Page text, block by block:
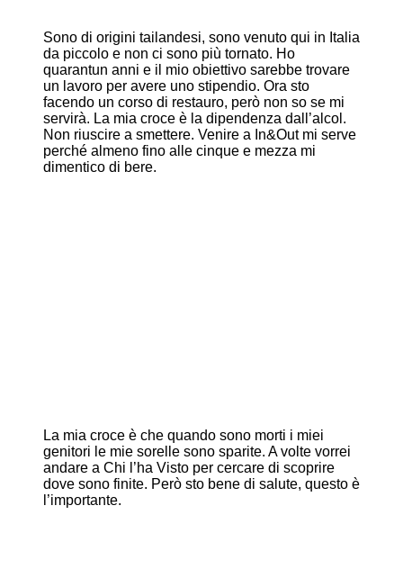
Sono di origini tailandesi, sono venuto qui in Italia
da piccolo e non ci sono più tornato. Ho
quarantun anni e il mio obiettivo sarebbe trovare
un lavoro per avere uno stipendio. Ora sto
facendo un corso di restauro, però non so se mi
servirà. La mia croce è la dipendenza dall’alcol.
Non riuscire a smettere. Venire a In&Out mi serve
perché almeno fino alle cinque e mezza mi
dimentico di bere.
La mia croce è che quando sono morti i miei
genitori le mie sorelle sono sparite. A volte vorrei
andare a Chi l’ha Visto per cercare di scoprire
dove sono finite. Però sto bene di salute, questo è
l’importante.